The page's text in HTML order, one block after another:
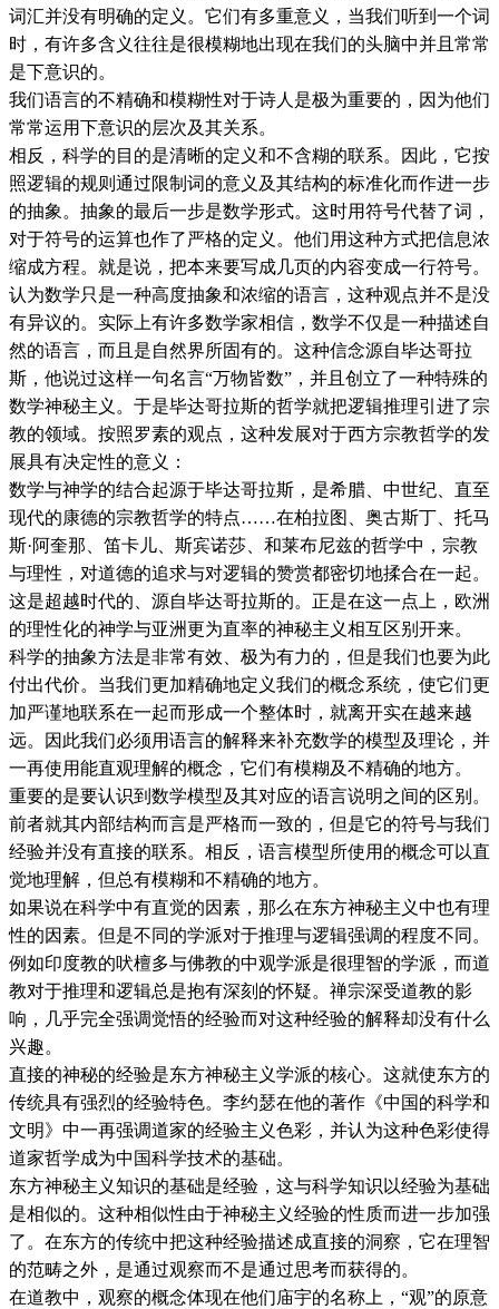
词汇并没有明确的定义。它们有多重意义，当我们听到一个词
时，有许多含义往往是很模糊地出现在我们的头脑中并且常常
是下意识的。
我们语言的不精确和模糊性对于诗人是极为重要的，因为他们
常常运用下意识的层次及其关系。
相反，科学的目的是清晰的定义和不含糊的联系。因此，它按
照逻辑的规则通过限制词的意义及其结构的标准化而作进一步
的抽象。抽象的最后一步是数学形式。这时用符号代替了词，
对于符号的运算也作了严格的定义。他们用这种方式把信息浓
缩成方程。就是说，把本来要写成几页的内容变成一行符号。
认为数学只是一种高度抽象和浓缩的语言，这种观点并不是没
有异议的。实际上有许多数学家相信，数学不仅是一种描述自
然的语言，而且是自然界所固有的。这种信念源自毕达哥拉
斯，他说过这样一句名言“万物皆数”，并且创立了一种特殊的
数学神秘主义。于是毕达哥拉斯的哲学就把逻辑推理引进了宗
教的领域。按照罗素的观点，这种发展对于西方宗教哲学的发
展具有决定性的意义：
数学与神学的结合起源于毕达哥拉斯，是希腊、中世纪、直至
现代的康德的宗教哲学的特点……在柏拉图、奥古斯丁、托马
斯·阿奎那、笛卡儿、斯宾诺莎、和莱布尼兹的哲学中，宗教
与理性，对道德的追求与对逻辑的赞赏都密切地揉合在一起。
这是超越时代的、源自毕达哥拉斯的。正是在这一点上，欧洲
的理性化的神学与亚洲更为直率的神秘主义相互区别开来。
科学的抽象方法是非常有效、极为有力的，但是我们也要为此
付出代价。当我们更加精确地定义我们的概念系统，使它们更
加严谨地联系在一起而形成一个整体时，就离开实在越来越
远。因此我们必须用语言的解释来补充数学的模型及理论，并
一再使用能直观理解的概念，它们有模糊及不精确的地方。
重要的是要认识到数学模型及其对应的语言说明之间的区别。
前者就其内部结构而言是严格而一致的，但是它的符号与我们
经验并没有直接的联系。相反，语言模型所使用的概念可以直
觉地理解，但总有模糊和不精确的地方。
如果说在科学中有直觉的因素，那么在东方神秘主义中也有理
性的因素。但是不同的学派对于推理与逻辑强调的程度不同。
例如印度教的吠檀多与佛教的中观学派是很理智的学派，而道
教对于推理和逻辑总是抱有深刻的怀疑。禅宗深受道教的影
响，几乎完全强调觉悟的经验而对这种经验的解释却没有什么
兴趣。
直接的神秘的经验是东方神秘主义学派的核心。这就使东方的
传统具有强烈的经验特色。李约瑟在他的著作《中国的科学和
文明》中一再强调道家的经验主义色彩，并认为这种色彩使得
道家哲学成为中国科学技术的基础。
东方神秘主义知识的基础是经验，这与科学知识以经验为基础
是相似的。这种相似性由于神秘主义经验的性质而进一步加强
了。在东方的传统中把这种经验描述成直接的洞察，它在理智
的范畴之外，是通过观察而不是通过思考而获得的。
在道教中，观察的概念体现在他们庙宇的名称上，“观”的原意